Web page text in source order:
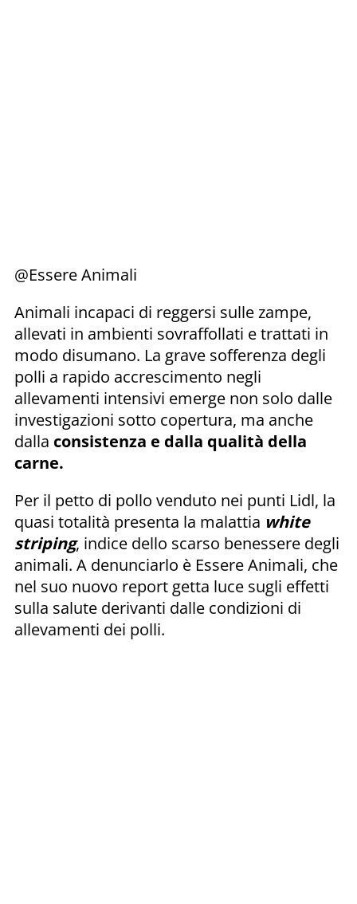
@Essere Animali
Animali incapaci di reggersi sulle zampe,
allevati in ambienti sovraffollati e trattati in
modo disumano. La grave sofferenza degli
polli a rapido accrescimento negli
allevamenti intensivi emerge non solo dalle
investigazioni sotto copertura, ma anche
dalla consistenza e dalla qualità della
carne.
Per il petto di pollo venduto nei punti Lidl, la
quasi totalità presenta la malattia white
striping, indice dello scarso benessere degli
animali. A denunciarlo è Essere Animali, che
nel suo nuovo report getta luce sugli effetti
sulla salute derivanti dalle condizioni di
allevamenti dei polli.